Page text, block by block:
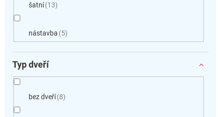
šatní 13
nástavba 5
Typ dveří
bez dveří 8